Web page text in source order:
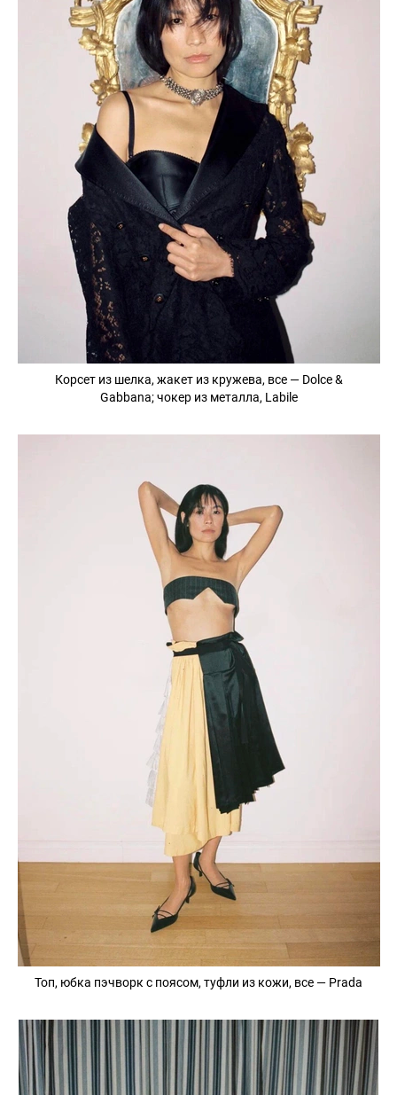
Корсет из шелка, жакет из кружева, все — Dolce &
Gabbana; чокер из металла, Labile
Топ, юбка пэчворк с поясом, туфли из кожи, все — Prada